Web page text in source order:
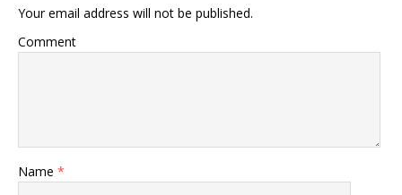
Your email address will not be published.
Comment
Name *